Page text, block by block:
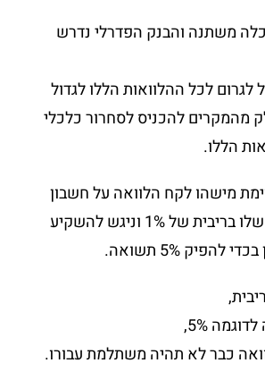
משתנה והבנק הפדרלי נדרש
לכל ההלוואות הללו לגדול
מהמקרים להכניס לסחרור כלכלי
הללו.
מישהו לקח הלוואה על חשבון
קרן ההשתלמות שלו בריבית של 1% וניגש להשקיע
5% תשואה.
5%,
כבר לא תהיה משתלמת עבורו.